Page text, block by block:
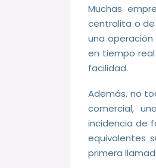
Muchas
centralita o
una
en tiempo
facilidad.
Además, no
comercial,
incidencia de
equivalentes
primera